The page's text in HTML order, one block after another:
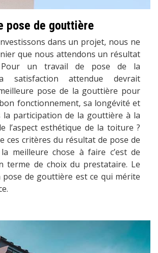
pose de gouttière
dans un projet, nous ne
que nous attendons un résultat
Pour un travail de pose de la
satisfaction attendue devrait
pose de la gouttière pour
fonctionnement, sa longévité et
la participation de la gouttière à la
l’aspect esthétique de la toiture ?
ces critères du résultat de pose de
meilleure chose à faire c’est de
terme de choix du prestataire. Le
pose de gouttière est ce qui mérite